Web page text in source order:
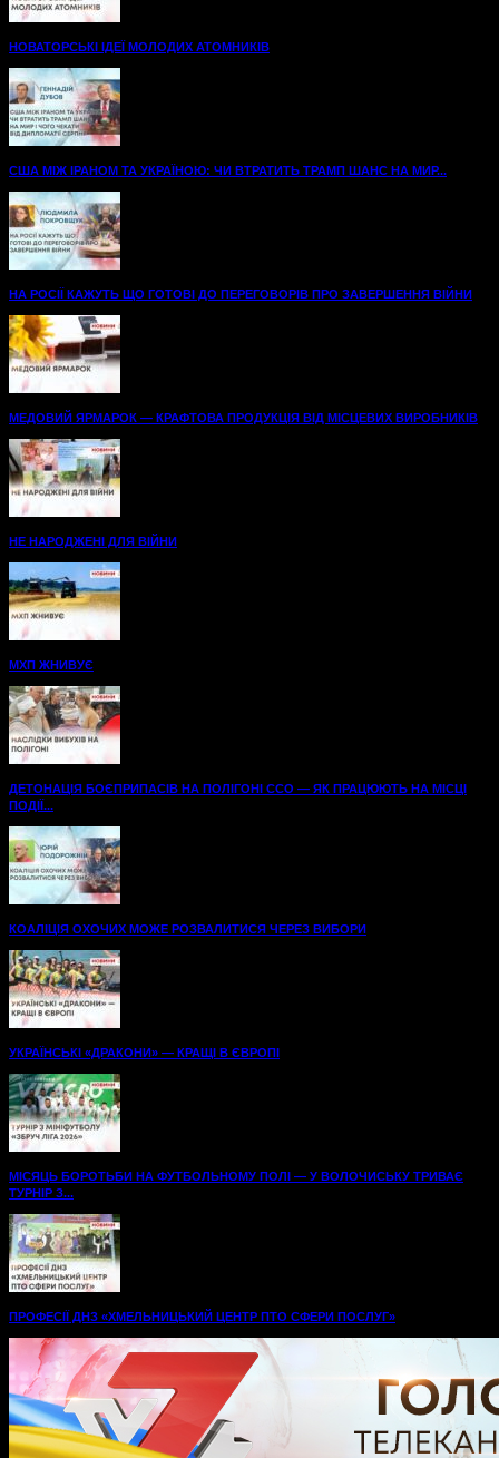
НОВАТОРСЬКІ ІДЕЇ МОЛОДИХ АТОМНИКІВ
США МІЖ ІРАНОМ ТА УКРАЇНОЮ: ЧИ ВТРАТИТЬ ТРАМП ШАНС НА МИР...
НА РОСІЇ КАЖУТЬ ЩО ГОТОВІ ДО ПЕРЕГОВОРІВ ПРО ЗАВЕРШЕННЯ ВІЙНИ
МЕДОВИЙ ЯРМАРОК — КРАФТОВА ПРОДУКЦІЯ ВІД МІСЦЕВИХ ВИРОБНИКІВ
НЕ НАРОДЖЕНІ ДЛЯ ВІЙНИ
МХП ЖНИВУЄ
ДЕТОНАЦІЯ БОЄПРИПАСІВ НА ПОЛІГОНІ ССО — ЯК ПРАЦЮЮТЬ НА МІСЦІ
ПОДІЇ...
КОАЛІЦІЯ ОХОЧИХ МОЖЕ РОЗВАЛИТИСЯ ЧЕРЕЗ ВИБОРИ
УКРАЇНСЬКІ «ДРАКОНИ» — КРАЩІ В ЄВРОПІ
МІСЯЦЬ БОРОТЬБИ НА ФУТБОЛЬНОМУ ПОЛІ — У ВОЛОЧИСЬКУ ТРИВАЄ
ТУРНІР З...
ПРОФЕСІЇ ДНЗ «ХМЕЛЬНИЦЬКИЙ ЦЕНТР ПТО СФЕРИ ПОСЛУГ»